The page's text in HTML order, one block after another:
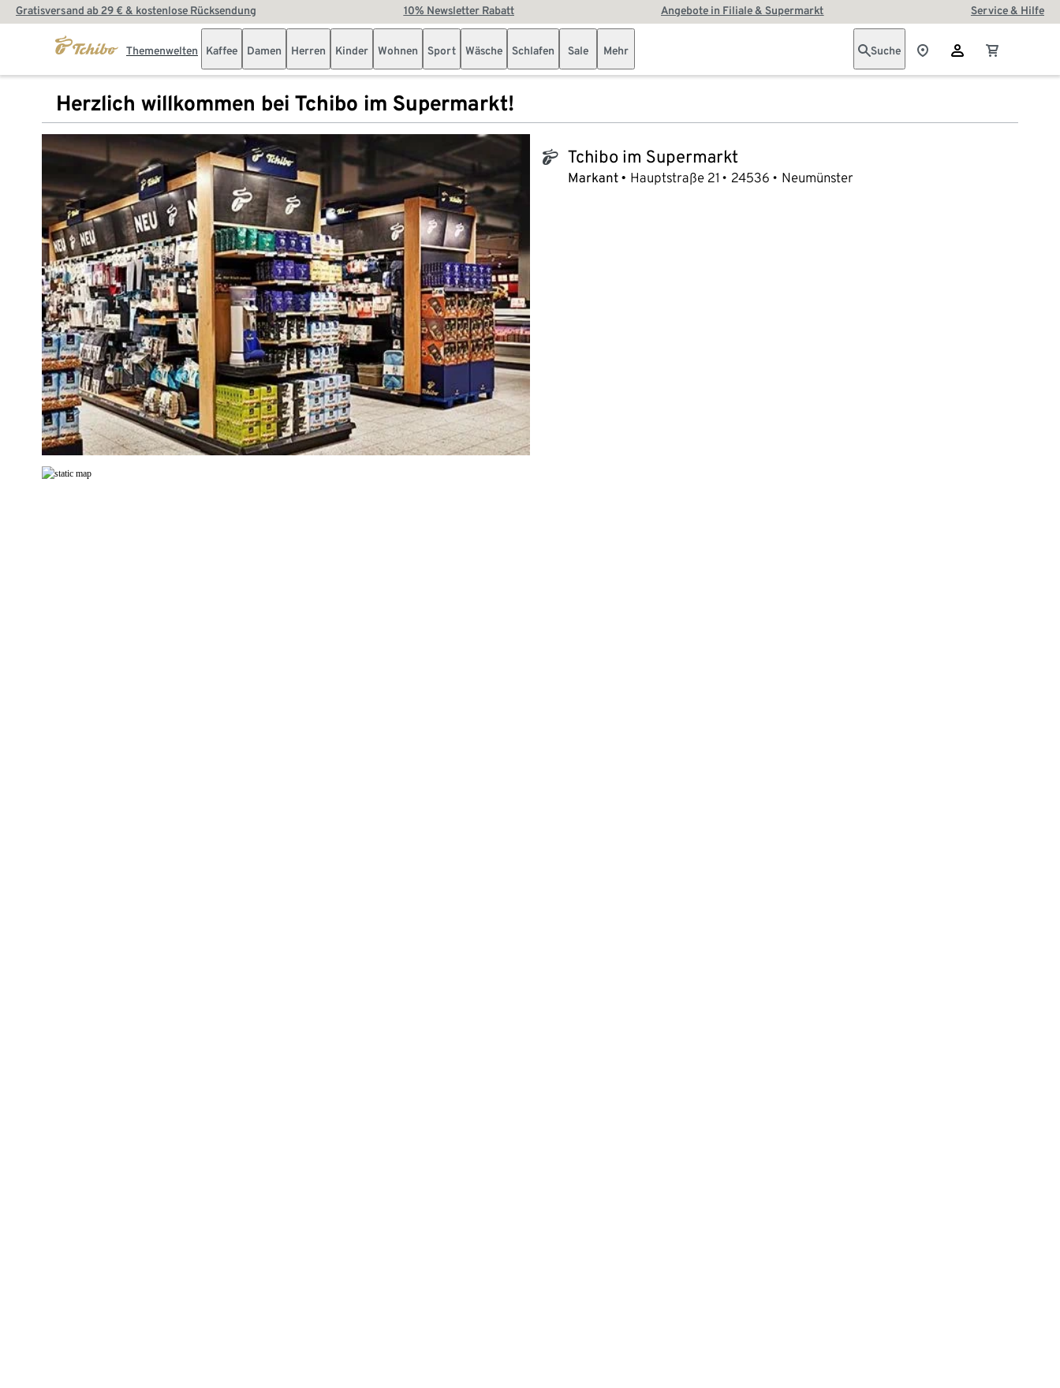
Gratisversand ab 29 € & kostenlose Rücksendung 10% Newsletter Rabatt Angebote in Filiale & Supermarkt Service & Hilfe
Themenwelten Kaffee Damen Herren Kinder Wohnen Sport Wäsche Schlafen Sale Mehr Suche
Herzlich willkommen bei Tchibo im Supermarkt!
tchibo_logo Tchibo im Supermarkt
Markant Hauptstraße 21 24536 Neumünster